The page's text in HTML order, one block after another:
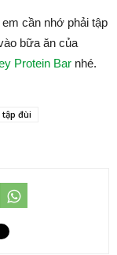
cần nhớ phải tập
bữa ăn của
Protein Bar nhé.
tập đùi